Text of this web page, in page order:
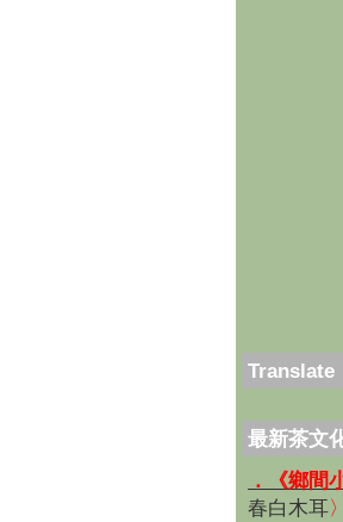
Translate
最新茶文
．《鄉間
春白木耳〉